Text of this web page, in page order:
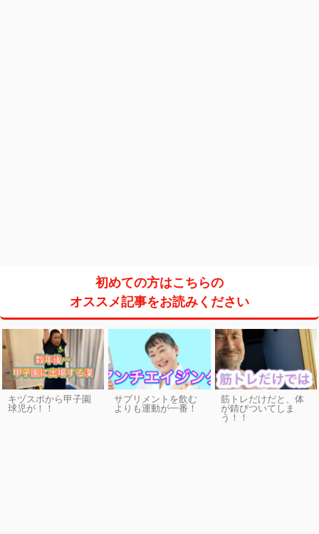
初めての方はこちらの
オススメ記事をお読みください
キヅスポから甲子園
球児が！！
サプリメントを飲む
よりも運動が一番！
筋トレだけだと、体
が錆びついてしま
う！！